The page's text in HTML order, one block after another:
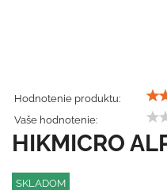
Hodnotenie produktu:
Vaše hodnotenie:
HIKMICRO
SKLADOM